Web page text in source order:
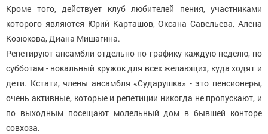
Кроме того, действует клуб любителей пения, участниками
которого являются Юрий Карташов, Оксана Савельева, Алена
Козюкова, Диана Мишагина.
Репетируют ансамбли отдельно по графику каждую неделю, по
субботам - вокальный кружок для всех желающих, куда ходят и
дети. Кстати, члены ансамбля «Сударушка» - это пенсионеры,
очень активные, которые и репетиции никогда не пропускают, и
по выходным посещают молельный дом в бывшей конторе
совхоза.